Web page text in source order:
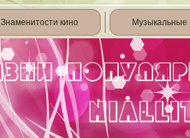
Знаменитости кино Музыкальные